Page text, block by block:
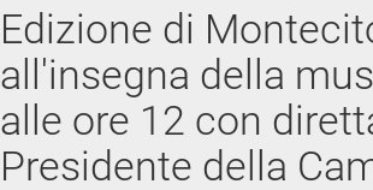
Edizione di
all'insegna della
alle ore 12 con
Presidente della